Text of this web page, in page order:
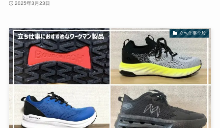
2025年3月23日
立ち仕事全般